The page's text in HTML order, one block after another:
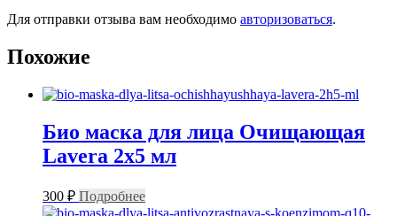
Для отправки отзыва вам необходимо авторизоваться.
Похожие
Био маска для лица Очищающая
Lavera 2х5 мл
300 ₽ Подробнее